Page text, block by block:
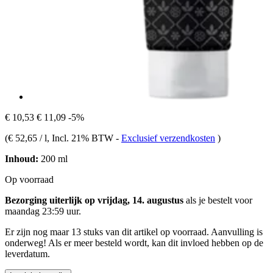
€ 10,53 € 11,09 -5%
(€ 52,65 / l, Incl. 21% BTW - Exclusief verzendkosten )
Inhoud: 200 ml
Op voorraad
Bezorging uiterlijk op vrijdag, 14. augustus als je bestelt voor
maandag 23:59 uur.
Er zijn nog maar 13 stuks van dit artikel op voorraad. Aanvulling is
onderweg! Als er meer besteld wordt, kan dit invloed hebben op de
leverdatum.